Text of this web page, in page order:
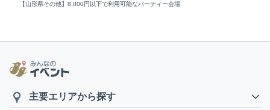
【山形県その他】8,000円以下で利用可能なパーティー会場
主要エリアから探す